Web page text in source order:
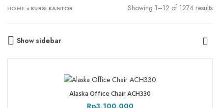
HOME »KURSI KANTOR Showing 1–12 of 1274 results
Show sidebar
Alaska Office Chair ACH330